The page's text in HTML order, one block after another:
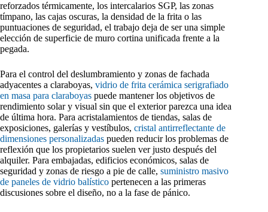
reforzados térmicamente, los intercalarios SGP, las zonas
tímpano, las cajas oscuras, la densidad de la frita o las
puntuaciones de seguridad, el trabajo deja de ser una simple
elección de superficie de muro cortina unificada frente a la
pegada.
Para el control del deslumbramiento y zonas de fachada
adyacentes a claraboyas, vidrio de frita cerámica serigrafiado
en masa para claraboyas puede mantener los objetivos de
rendimiento solar y visual sin que el exterior parezca una idea
de última hora. Para acristalamientos de tiendas, salas de
exposiciones, galerías y vestíbulos, cristal antirreflectante de
dimensiones personalizadas pueden reducir los problemas de
reflexión que los propietarios suelen ver justo después del
alquiler. Para embajadas, edificios económicos, salas de
seguridad y zonas de riesgo a pie de calle, suministro masivo
de paneles de vidrio balístico pertenecen a las primeras
discusiones sobre el diseño, no a la fase de pánico.